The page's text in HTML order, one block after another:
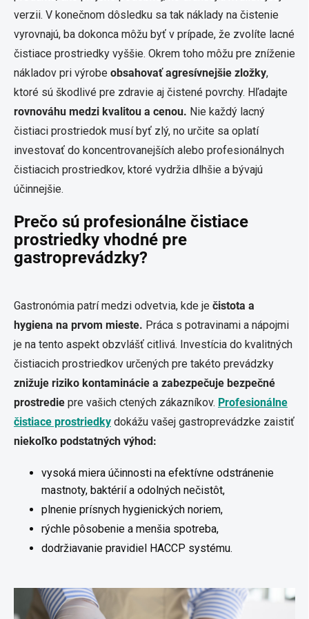
verzii. V konečnom dôsledku sa tak náklady na čistenie
vyrovnajú, ba dokonca môžu byť v prípade, že zvolíte lacné
čistiace prostriedky vyššie. Okrem toho môžu pre zníženie
nákladov pri výrobe obsahovať agresívnejšie zložky,
ktoré sú škodlivé pre zdravie aj čistené povrchy. Hľadajte
rovnováhu medzi kvalitou a cenou. Nie každý lacný
čistiaci prostriedok musí byť zlý, no určite sa oplatí
investovať do koncentrovanejších alebo profesionálnych
čistiacich prostriedkov, ktoré vydržia dlhšie a bývajú
účinnejšie.
Prečo sú profesionálne čistiace
prostriedky vhodné pre
gastroprevádzky?
Gastronómia patrí medzi odvetvia, kde je čistota a
hygiena na prvom mieste. Práca s potravinami a nápojmi
je na tento aspekt obzvlášť citlivá. Investícia do kvalitných
čistiacich prostriedkov určených pre takéto prevádzky
znižuje riziko kontaminácie a zabezpečuje bezpečné
prostredie pre vašich ctených zákazníkov. Profesionálne
čistiace prostriedky dokážu vašej gastroprevádzke zaistiť
niekoľko podstatných výhod:
vysoká miera účinnosti na efektívne odstránenie
mastnoty, baktérií a odolných nečistôt,
plnenie prísnych hygienických noriem,
rýchle pôsobenie a menšia spotreba,
dodržiavanie pravidiel HACCP systému.